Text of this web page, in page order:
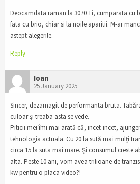
Deocamdata raman la 3070 Ti, cumparata cu
fata cu brio, chiar si la noile aparitii. M-ar
astept alegerile.
Reply
Ioan
25 January 2025
Sincer, dezamagit de performanta bruta.
culoar și treaba asta se vede.
Piticii mei îmi mai arată că, incet-incet,
tehnologia actuala. Cu 20 la sută mai mulți
circa 15 la suta mai mare. Și consumul creste
alta. Peste 10 ani, vom avea trilioane de
kw pentru o placa video?!